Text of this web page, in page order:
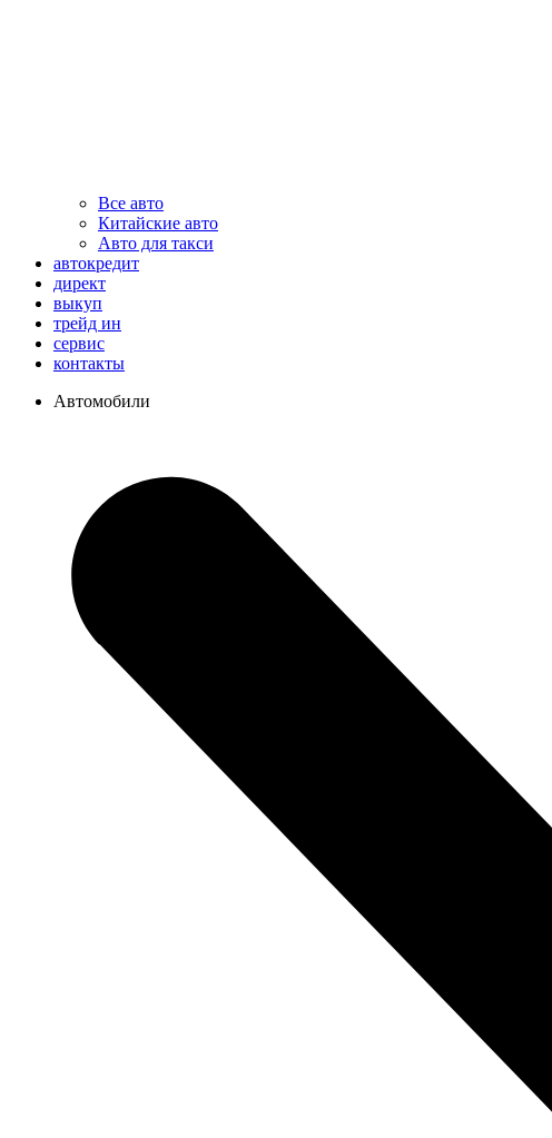
Все авто
Китайские авто
Авто для такси
автокредит
директ
выкуп
трейд ин
сервис
контакты
Автомобили